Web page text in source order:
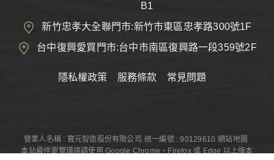
B1
新竹忠孝大全聯門市:新竹市東區忠孝路300號1F
台中復興愛買門市:台中市南區復興路一段359號2F
隱私權政策 服務條款 常見問題
營業人名稱 : 寶元智造股份有限公司 統一編號 : 90129610 網站地圖
本站最佳瀏覽環境請使用 Google Chrome、Firefox 或 Edge 以上版本